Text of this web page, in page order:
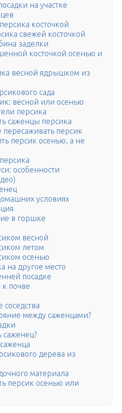
на участке
косточкой
свежей косточкой
заделки
косточкой осенью и
весной ядрышком из
сада
весной или осенью
персика
саженцы персика
пересаживать персик
персик осенью, а не
особенности
условиях
в горшке
весной
летом
осенью
на другое место
посадке
почве
между саженцами?
саженец?
дерева из
материала
персик осенью или